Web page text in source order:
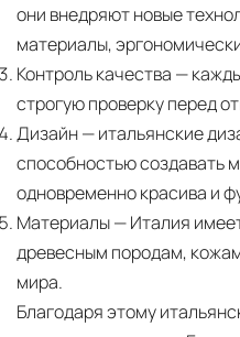
они внедряют новые
материалы,
Контроль качества —
строгую проверку перед
Дизайн— итальянские
способностью создавать
одновременно красива и
Материалы— Италия
древесным породам,
мира.
Благодаря этому